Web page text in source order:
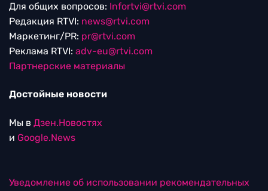
Для общих вопросов: Infortvi@rtvi.com
Редакция RTVI: news@rtvi.com
Маркетинг/PR: pr@rtvi.com
Реклама RTVI: adv-eu@rtvi.com
Партнерские материалы
Достойные новости
Мы в Дзен.Новостях
и Google.News
Уведомление об использовании рекомендательных